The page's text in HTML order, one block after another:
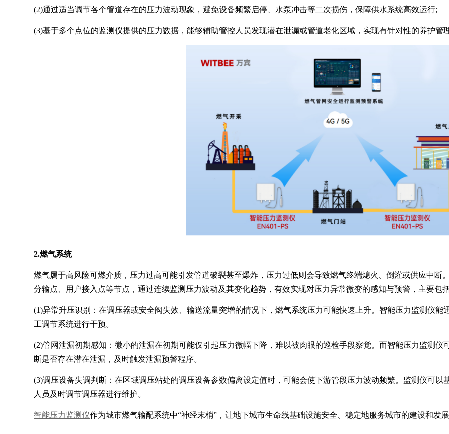
(2)通过适当调节各个管道存在的压力波动现象，避免设备频繁启停、水泵冲击等二次损伤，保障供水系统高效运行;
(3)基于多个点位的监测仪提供的压力数据，能够辅助管控人员发现潜在泄漏或管道老化区域，实现有针对性的养护管
2.燃气系统
燃气属于高风险可燃介质，压力过高可能引发管道破裂甚至爆炸，压力过低则会导致燃气终端熄火、倒灌或供应中断
分输点、用户接入点等节点，通过连续监测压力波动及其变化趋势，有效实现对压力异常微变的感知与预警，主要包
(1)异常升压识别：在调压器或安全阀失效、输送流量突增的情况下，燃气系统压力可能快速上升。智能压力监测仪
工调节系统进行干预。
(2)管网泄漏初期感知：微小的泄漏在初期可能仅引起压力微幅下降，难以被肉眼的巡检手段察觉。而智能压力监测
断是否存在潜在泄漏，及时触发泄漏预警程序。
(3)调压设备失调判断：在区域调压站处的调压设备参数偏离设定值时，可能会使下游管段压力波动频繁。监测仪可
人员及时调节调压器进行维护。
智能压力监测仪作为城市燃气输配系统中“神经末梢”，让地下城市生命线基础设施安全、稳定地服务城市的建设和发